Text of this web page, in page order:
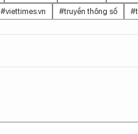
#viettimes.vn #truyền thông số